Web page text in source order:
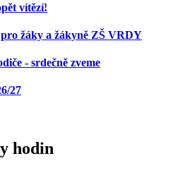
vítězí!
pro žáky a žákyně ZŠ VRDY
- srdečně zveme
27
hodin